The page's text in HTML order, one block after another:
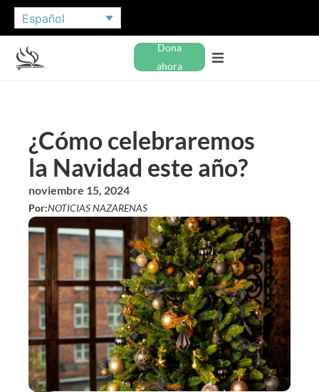
Español
Dona
ahora
¿Cómo celebraremos
la Navidad este año?
noviembre 15, 2024
Por:NOTICIAS NAZARENAS